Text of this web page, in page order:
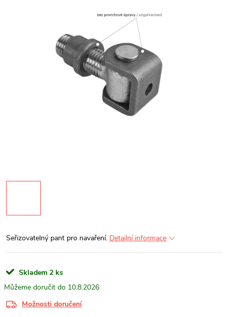
Seřizovatelný pant pro navaření. Detailní informace
Skladem 2 ks
10.8.2026
Možnosti doručení